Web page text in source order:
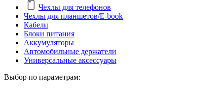
Чехлы для телефонов
Чехлы для планшетов/E-book
Кабели
Блоки питания
Аккумуляторы
Автомобильные держатели
Универсальные аксессуары
Выбор по параметрам: